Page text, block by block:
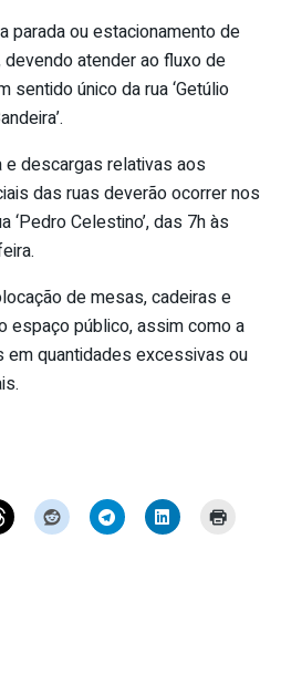
parada ou estacionamento de
atender ao fluxo de
único da rua ‘Getúlio
descargas relativas aos
das ruas deverão ocorrer nos
Celestino’, das 7h às
de mesas, cadeiras e
espaço público, assim como a
em quantidades excessivas ou